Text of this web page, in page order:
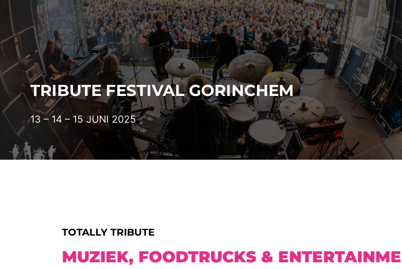
TRIBUTE FESTIVAL GORINCHEM
13 – 14 – 15 JUNI 2025
TOTALLY TRIBUTE
MUZIEK, FOODTRUCKS &